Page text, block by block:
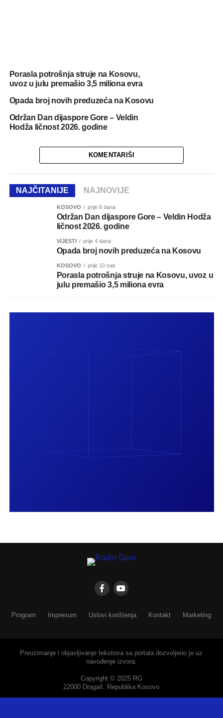
Porasla potrošnja struje na Kosovu,
uvoz u julu premašio 3,5 miliona evra
Opada broj novih preduzeća na Kosovu
Održan Dan dijaspore Gore – Veldin
Hodža ličnost 2026. godine
KOMENTARIŠI
NAJČITANIJE NAJNOVIJE
KOSOVO prije 6 dana
Održan Dan dijaspore Gore – Veldin Hodža
ličnost 2026. godine
VIJESTI prije 4 dana
Opada broj novih preduzeća na Kosovu
KOSOVO prije 10 sati
Porasla potrošnja struje na Kosovu, uvoz u
julu premašio 3,5 miliona evra
Program Impresum Uslovi korištenja Kontakt Marketing
Preuzimanje i objavljivanje tekstova sa portala dozvoljeno je uz
navođenje izvora.
Copyright © 2025 RG
22000 Dragaš, Republika Kosovo